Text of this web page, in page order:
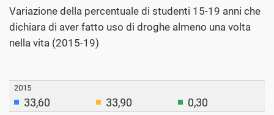
Variazione della percentuale di studenti 15-19 anni che
dichiara di aver fatto uso di droghe almeno una volta
nella vita (2015-19)